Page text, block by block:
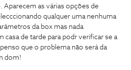
Aparecem as várias opções de
qualquer uma nenhuma
da box mas nada
casa de tarde para podr verificar se a
que o problema não será da
dom!